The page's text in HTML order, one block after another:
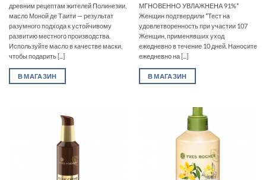
древним рецептам жителей Полинезии,
масло Моной де Таити — результат
разумного подхода к устойчивому
развитию местного производства.
Используйте масло в качестве маски,
чтобы подарить [...]
В МАГАЗИН
МГНОВЕННО УВЛАЖНЕНА 91%*
Женщин подтвердили *Тест на
удовлетворенность при участии 107
Женщин, применявших уход
ежедневно в течение 10 дней. Наносите
ежедневно на [...]
В МАГАЗИН